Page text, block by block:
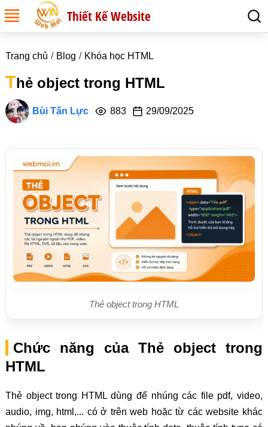
Thiết Kế Website
Trang chủ Blog Khóa học HTML
Thẻ object trong HTML
Bùi Tấn Lực 883 29/09/2025
Thẻ object trong HTML
Chức năng của Thẻ object trong
HTML
Thẻ object trong HTML dùng để nhúng các file pdf, video,
audio, img, html,... có ở trên web hoặc từ các website khác